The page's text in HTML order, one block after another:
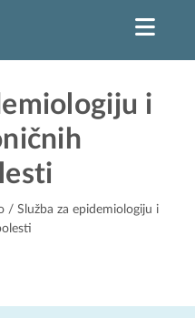
i
/ Služba za epidemiologiju i